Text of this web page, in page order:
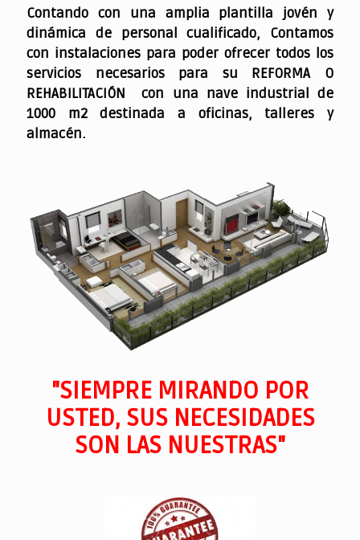
Contando con una amplia plantilla jovén y
dinámica de personal cualificado, Contamos
con instalaciones para poder ofrecer todos los
servicios necesarios para su REFORMA O
REHABILITACIÓN con una nave industrial de
1000 m2 destinada a oficinas, talleres y
almacén.
"SIEMPRE MIRANDO POR
USTED, SUS NECESIDADES
SON LAS NUESTRAS"